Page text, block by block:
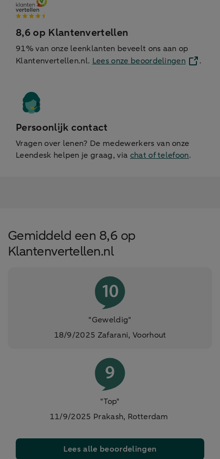
8,6 op Klantenvertellen
91% van onze leenklanten beveelt ons aan op
Klantenvertellen.nl. Lees onze beoordelingen .
Persoonlijk contact
Vragen over lenen? De medewerkers van onze
Leendesk helpen je graag, via chat of telefoon.
Gemiddeld een 8,6 op
Klantenvertellen.nl
"Geweldig"
18/9/2025 Zafarani, Voorhout
"Top"
11/9/2025 Prakash, Rotterdam
Lees alle beoordelingen